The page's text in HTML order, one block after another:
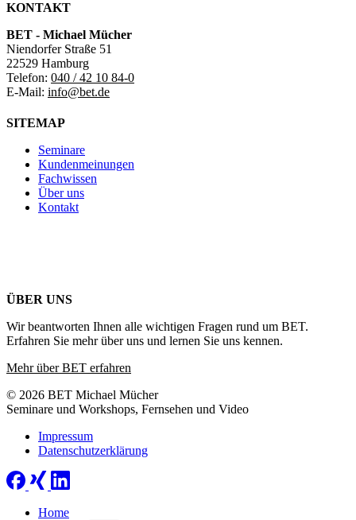
KONTAKT
BET - Michael Mücher
Niendorfer Straße 51
22529 Hamburg
Telefon: 040 / 42 10 84-0
E-Mail: info@bet.de
SITEMAP
Seminare
Kundenmeinungen
Fachwissen
Über uns
Kontakt
ÜBER UNS
Wir beantworten Ihnen alle wichtigen Fragen rund um BET.
Erfahren Sie mehr über uns und lernen Sie uns kennen.
Mehr über BET erfahren
© 2026 BET Michael Mücher
Seminare und Workshops, Fernsehen und Video
Impressum
Datenschutzerklärung
Home